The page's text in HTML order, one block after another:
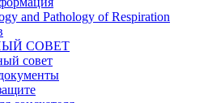
and Pathology of Respiration
СОВЕТ
совет